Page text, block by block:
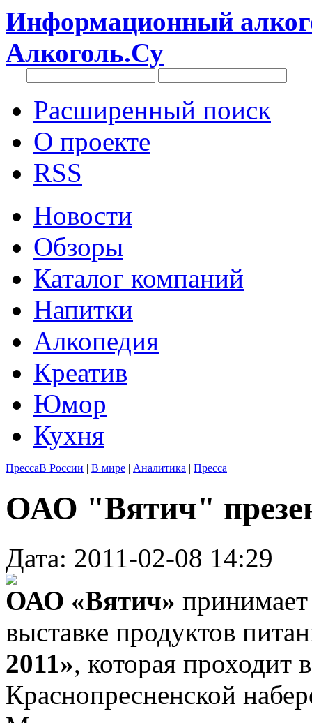
Информационный
Алкоголь.Су
Расширенный поиск
О проекте
RSS
Новости
Обзоры
Каталог компаний
Напитки
Алкопедия
Креатив
Юмор
Кухня
ПрессаВ России | В мире | Аналитика | Пресса
ОАО "Вятич"
Дата: 2011-02-08 14:29
ОАО «Вятич»
выставке продуктов
2011», которая проходит
Краснопресненской